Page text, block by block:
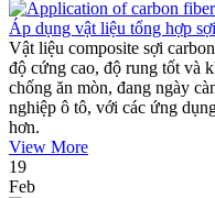
Áp dụng vật liệu tổng hợp
Vật liệu composite sợi
độ cứng cao, độ rung tốt và
chống ăn mòn, đang ngày
nghiệp ô tô, với các ứng
hơn.
View More
19
Feb